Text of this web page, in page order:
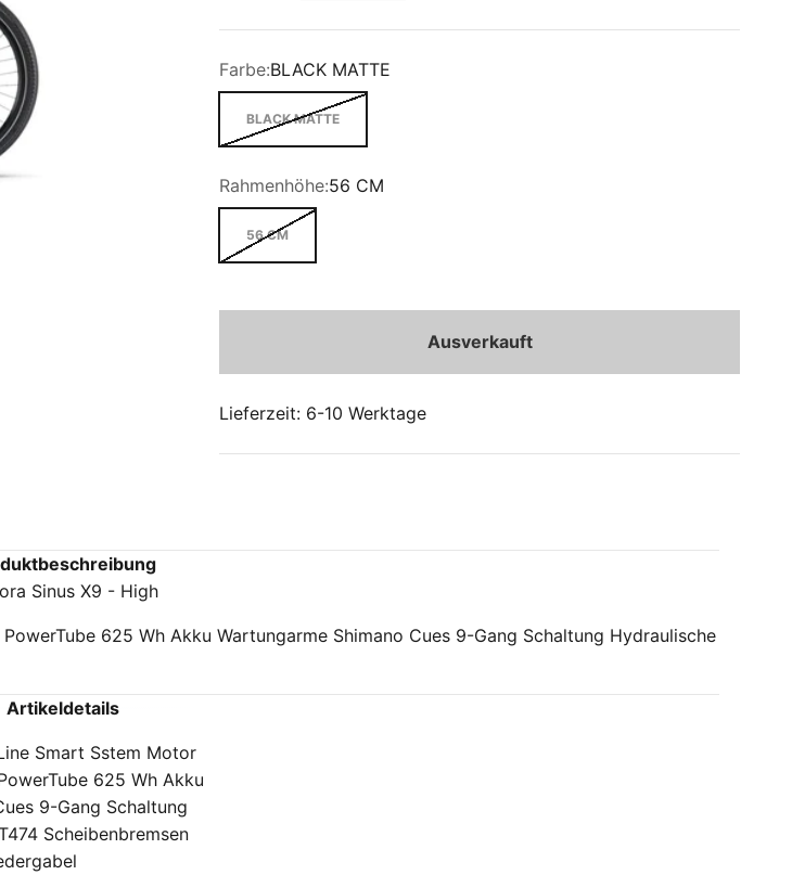
Farbe:BLACK MATTE
BLACK MATTE
Rahmenhöhe:56 CM
56 CM
Ausverkauft
Lieferzeit: 6-10 Werktage
Sinus X9 - High
625 Wh Akku Wartungarme Shimano Cues 9-Gang Schaltung Hydraulische
Artikeldetails
Smart Sstem Motor
625 Wh Akku
9-Gang Schaltung
Scheibenbremsen